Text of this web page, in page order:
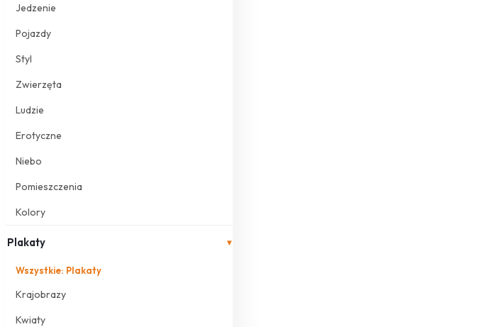
Jedzenie
Pojazdy
Styl
Zwierzęta
Ludzie
Erotyczne
Niebo
Pomieszczenia
Kolory
Plakaty ▾
Wszystkie: Plakaty
Krajobrazy
Kwiaty